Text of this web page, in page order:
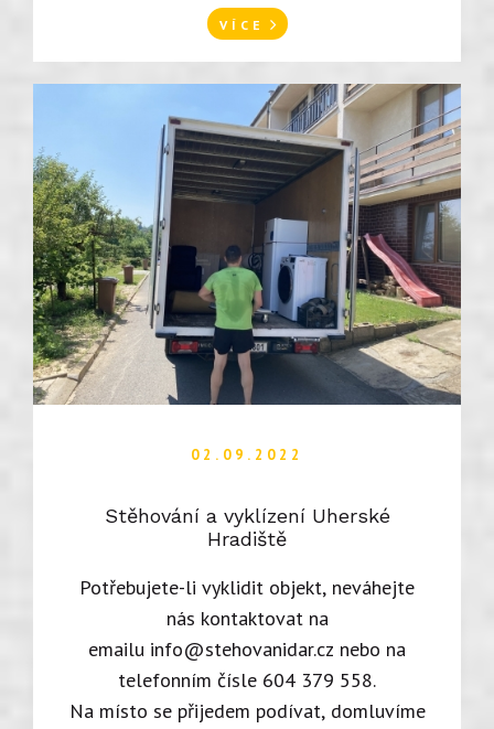
VÍCE
02.09.2022
Stěhování a vyklízení Uherské
Hradiště
Potřebujete-li vyklidit objekt, neváhejte
nás kontaktovat na
emailu info@stehovanidar.cz nebo na
telefonním čísle 604 379 558.
Na místo se přijedem podívat, domluvíme